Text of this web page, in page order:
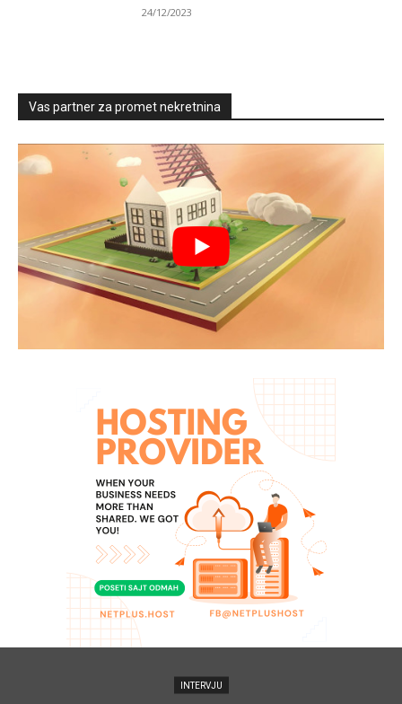
24/12/2023
Vas partner za promet nekretnina
INTERVJU